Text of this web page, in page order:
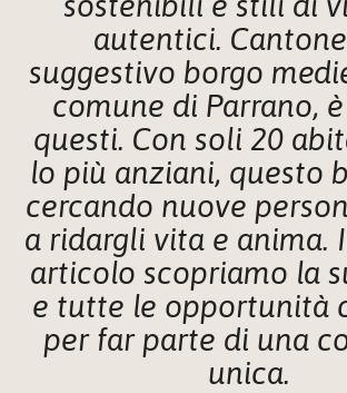
autentici.
suggestivo borgo
comune di Parrano,
questi. Con soli 20
lo più anziani, questo
cercando nuove
a ridargli vita e anima.
articolo scopriamo la
e tutte le opportunità
per far parte di una
unica.